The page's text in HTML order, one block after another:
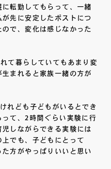
転勤してもらって、一緒
先に安定したポストにつ
で、変化は感じなかった
て暮らしていてもあまり変
まれると家族一緒の方が
れども子どもがいるとでき
て、2時間ぐらい実験に行
しながらできる実験には
でも、子どもにとって
方がやっぱりいいと思い